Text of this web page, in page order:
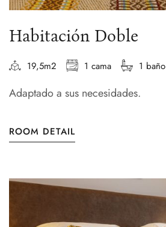
Habitación Doble
19,5m2 1 cama 1 baño
Adaptado a sus necesidades.
ROOM DETAIL